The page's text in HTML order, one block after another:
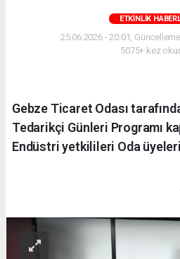
ETKINLIK
25.06.2026 - 20:01,
5075+ kez
Gebze Ticaret Odası
Tedarikçi Günleri Programı
Endüstri yetkilileri Oda